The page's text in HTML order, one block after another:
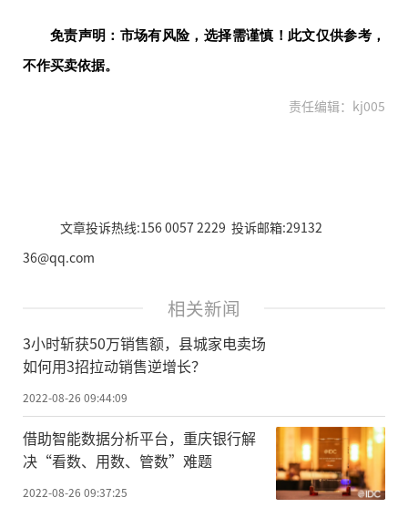
免责声明：市场有风险，选择需谨慎！此文仅供参考，
不作买卖依据。
责任编辑：kj005
文章投诉热线:156 0057 2229 投诉邮箱:29132
36@qq.com
相关新闻
3小时斩获50万销售额，县城家电卖场
如何用3招拉动销售逆增长？
2022-08-26 09:44:09
借助智能数据分析平台，重庆银行解
决“看数、用数、管数”难题
2022-08-26 09:37:25